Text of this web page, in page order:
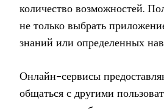
количество возможностей.
не только выбрать
знаний или определенных
Онлайн-сервисы
общаться с другими